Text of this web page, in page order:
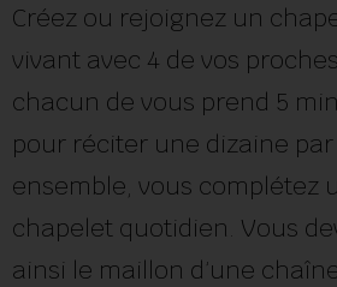
Créez ou rejoignez un
vivant avec 4 de vos
chacun de vous prend 5
pour réciter une dizaine
ensemble, vous complétez
chapelet quotidien. Vous
ainsi le maillon d’une